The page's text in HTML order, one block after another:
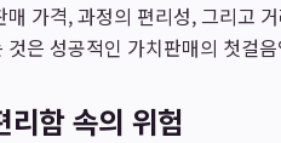
가격, 과정의 편리성, 그리고
은 성공적인 가치판매의 첫걸
함 속의 위험